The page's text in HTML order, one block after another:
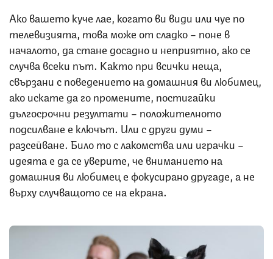
Ако вашето куче лае, когато ви види или чуе по
телевизията, това може от сладко – поне в
началото, да стане досадно и неприятно, ако се
случва всеки път. Както при всички неща,
свързани с поведението на домашния ви любимец,
ако искате да го промените, постигайки
дългосрочни резултати – положителното
подсилване е ключът. Или с други думи –
разсейване. Било то с лакомства или играчки –
идеята е да се уверите, че вниманието на
домашния ви любимец е фокусирано другаде, а не
върху случващото се на екрана.